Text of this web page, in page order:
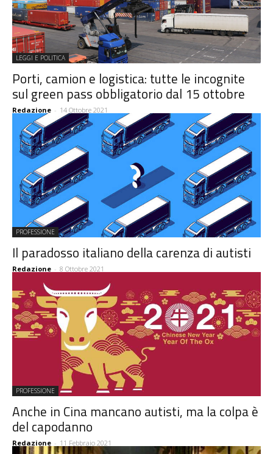
LEGGI E POLITICA
Porti, camion e logistica: tutte le incognite
sul green pass obbligatorio dal 15 ottobre
Redazione - 14 Ottobre 2021
PROFESSIONE
Il paradosso italiano della carenza di autisti
Redazione - 8 Ottobre 2021
PROFESSIONE
Anche in Cina mancano autisti, ma la colpa è
del capodanno
Redazione - 11 Febbraio 2021